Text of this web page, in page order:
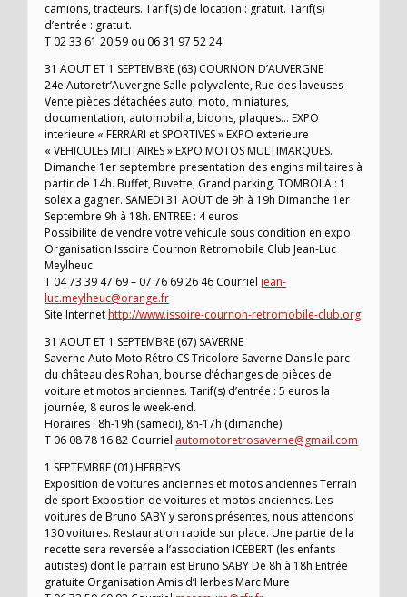
camions, tracteurs. Tarif(s) de location : gratuit. Tarif(s)
d’entrée : gratuit.
T 02 33 61 20 59 ou 06 31 97 52 24
31 AOUT ET 1 SEPTEMBRE (63) COURNON D’AUVERGNE
24e Autoretr’Auvergne Salle polyvalente, Rue des laveuses
Vente pièces détachées auto, moto, miniatures,
documentation, automobilia, bidons, plaques… EXPO
interieure « FERRARI et SPORTIVES » EXPO exterieure
« VEHICULES MILITAIRES » EXPO MOTOS MULTIMARQUES.
Dimanche 1er septembre presentation des engins militaires à
partir de 14h. Buffet, Buvette, Grand parking. TOMBOLA : 1
solex a gagner. SAMEDI 31 AOUT de 9h à 19h Dimanche 1er
Septembre 9h à 18h. ENTREE : 4 euros
Possibilité de vendre votre véhicule sous condition en expo.
Organisation Issoire Cournon Retromobile Club Jean-Luc
Meylheuc
T 04 73 39 47 69 – 07 76 69 26 46 Courriel jean-
luc.meylheuc@orange.fr
Site Internethttp://www.issoire-cournon-retromobile-club.org
31 AOUT ET 1 SEPTEMBRE (67) SAVERNE
Saverne Auto Moto Rétro CS Tricolore Saverne Dans le parc
du château des Rohan, bourse d’échanges de pièces de
voiture et motos anciennes. Tarif(s) d’entrée : 5 euros la
journée, 8 euros le week-end.
Horaires : 8h-19h (samedi), 8h-17h (dimanche).
T 06 08 78 16 82 Courriel automotoretrosaverne@gmail.com
1 SEPTEMBRE (01) HERBEYS
Exposition de voitures anciennes et motos anciennes Terrain
de sport Exposition de voitures et motos anciennes. Les
voitures de Bruno SABY y serons présentes, nous attendons
130 voitures. Restauration rapide sur place. Une partie de la
recette sera reversée a l’association ICEBERT (les enfants
autistes) dont le parrain est Bruno SABY De 8h à 18h Entrée
gratuite Organisation Amis d’Herbes Marc Mure